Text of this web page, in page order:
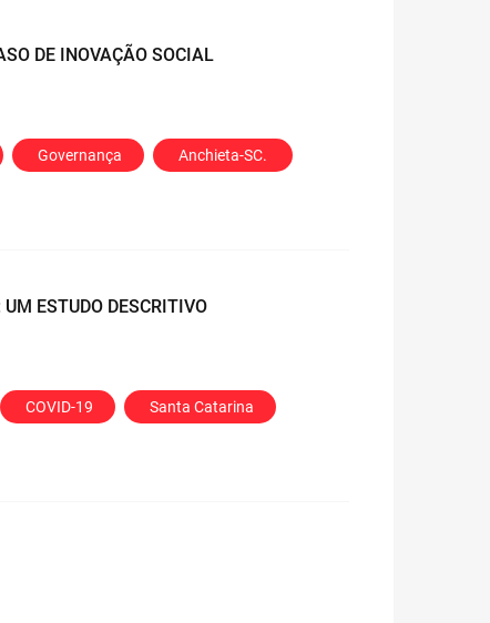
DE INOVAÇÃO SOCIAL
Governança Anchieta-SC.
ESTUDO DESCRITIVO
COVID-19 Santa Catarina